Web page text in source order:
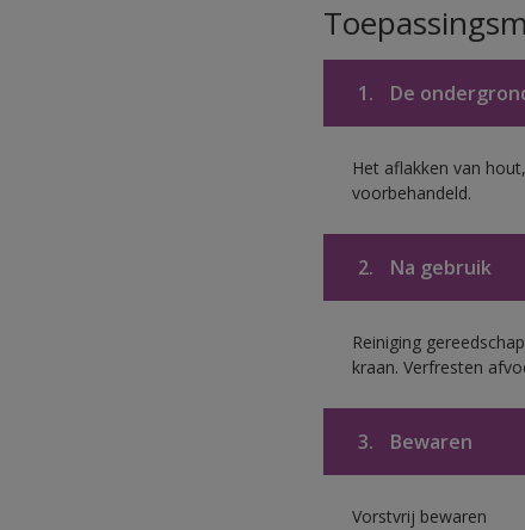
1. De
Het aflakken van
voorbehandeld.
2. Na gebruik
Reiniging
kraan. Verfresten
3. Bewaren
Vorstvrij bewaren